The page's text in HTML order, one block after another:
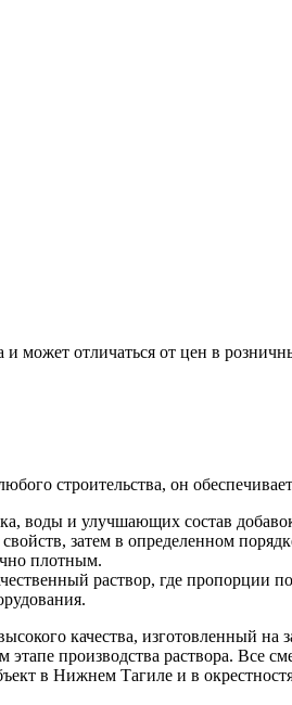
и может отличаться от цен в
строительства, он
воды и улучшающих состав
затем в определенном
плотным.
раствор, где пропорции
качества, изготовленный
этапе производства раствора.
в Нижнем Тагиле и в